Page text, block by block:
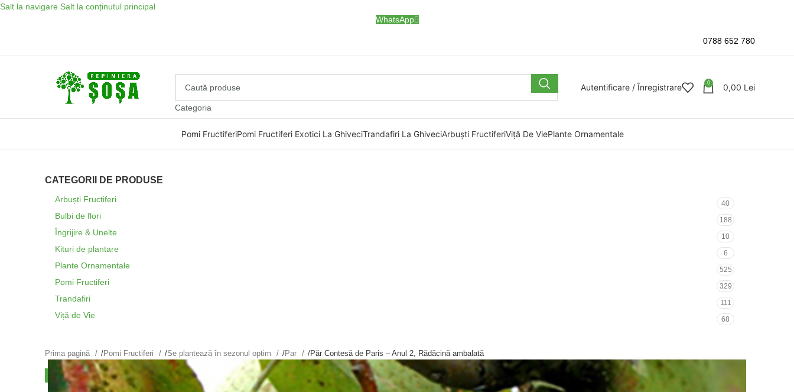
Salt la navigare Salt la conținutul principal
WhatsApp
0788 652 780
Categoria
Autentificare / Înregistrare 0 0,00 Lei
Pomi FructiferiPomi Fructiferi Exotici La GhiveciTrandafiri La GhiveciArbuști FructiferiViță De ViePlante Ornamentale
CATEGORII DE PRODUSE
Arbuști Fructiferi 40
Bulbi de flori 188
Îngrijire & Unelte 10
Kituri de plantare 6
Plante Ornamentale 525
Pomi Fructiferi 329
Trandafiri 111
Viță de Vie 68
Prima pagină /Pomi Fructiferi /Se plantează în sezonul optim /Par /Păr Contesă de Paris – Anul 2, Rădăcină ambalată
VÂNDUT